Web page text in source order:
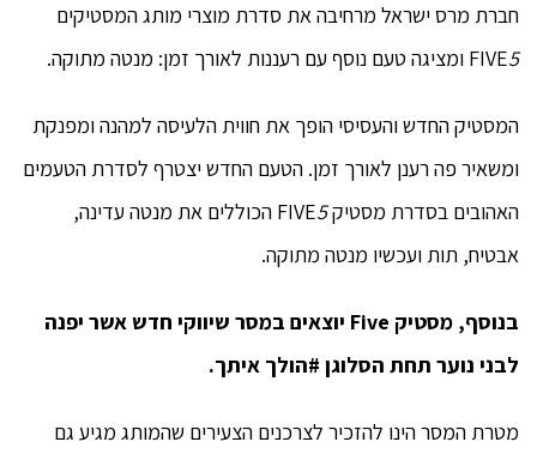
חברת מרס ישראל מרחיבה את סדרת מוצרי מותג המסטיקים
FIVE5 ומציגה טעם נוסף עם רעננות לאורך זמן: מנטה מתוקה.
המסטיק החדש והעסיסי הופך את חווית הלעיסה למהנה ומפנקת
ומשאיר פה רענן לאורך זמן. הטעם החדש יצטרף לסדרת הטעמים
האהובים בסדרת מסטיק FIVE5
הכוללים את מנטה עדינה,
אבטיח, תות ועכשיו מנטה מתוקה.
בנוסף, מסטיק Five יוצאים במסר שיווקי חדש אשר יפנה
לבני נוער תחת הסלוגן #הולך איתך.
מטרת המסר הינו להזכיר לצרכנים הצעירים שהמותג מגיע גם